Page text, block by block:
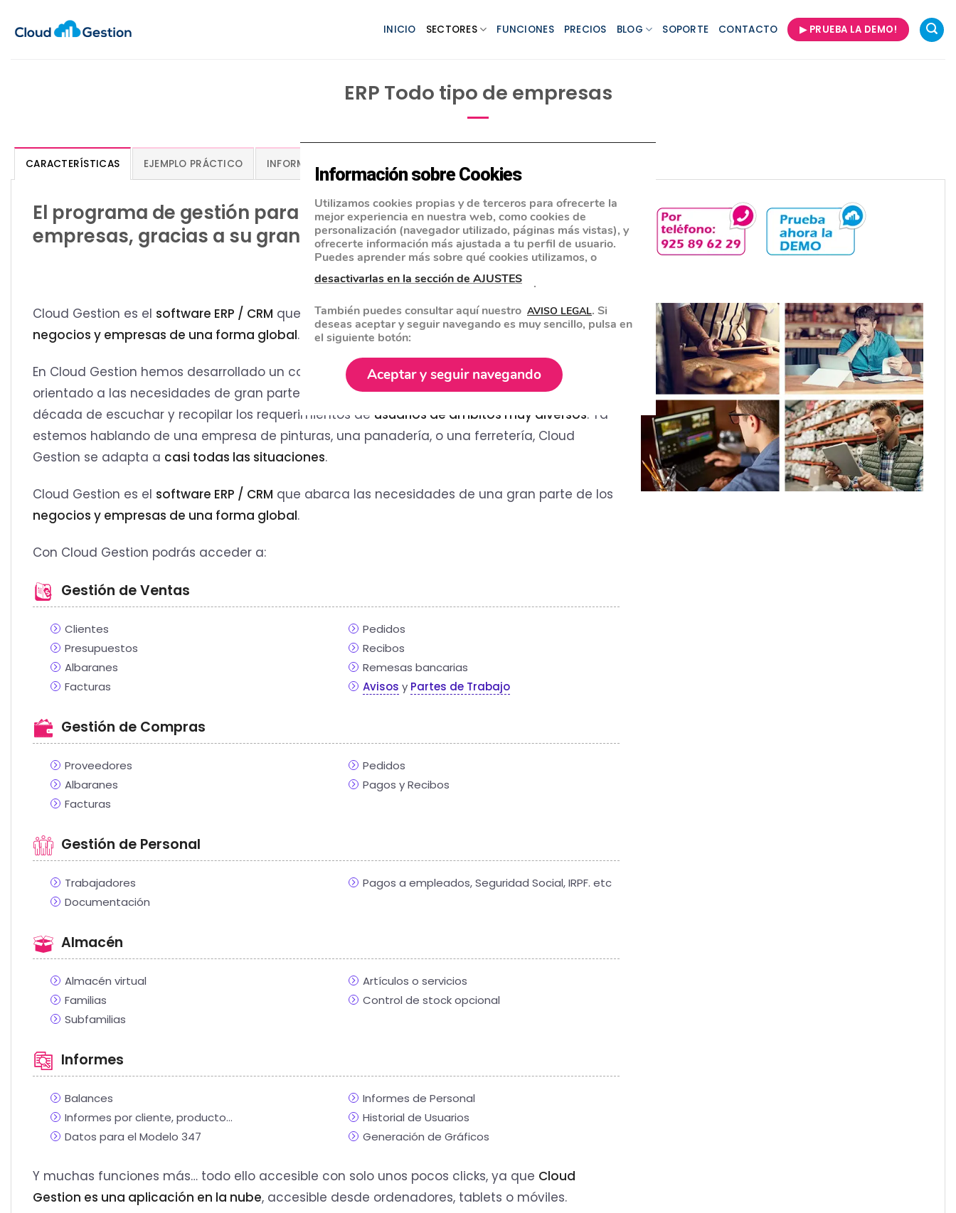
INICIO SECTORES FUNCIONES PRECIOS BLOG SOPORTE CONTACTO ▶ PRUEBA LA DEMO!
ERP Todo tipo de empresas
CARACTERÍSTICAS EJEMPLO PRÁCTICO INFORMACIÓN Y DEMO PREGUNTAS FRECUENTES
El programa de gestión para todo tipo de
empresas, gracias a su gran versatilidad
Cloud Gestion es el software ERP / CRM que abarca las necesidades de una gran parte de los
negocios y empresas de una forma global.
En Cloud Gestion hemos desarrollado un completo programa de gestión y facturación online
orientado a las necesidades de gran parte de los sectores económicos, tras más de una
década de escuchar y recopilar los requerimientos de usuarios de ámbitos muy diversos. Ya
estemos hablando de una empresa de pinturas, una panadería, o una ferretería, Cloud
Gestion se adapta a casi todas las situaciones.
Cloud Gestion es el software ERP / CRM que abarca las necesidades de una gran parte de los
negocios y empresas de una forma global.
Con Cloud Gestion podrás acceder a:
Gestión de Ventas
Clientes
Presupuestos
Albaranes
Facturas
Pedidos
Recibos
Remesas bancarias
Avisos y Partes de Trabajo
Gestión de Compras
Proveedores
Albaranes
Facturas
Pedidos
Pagos y Recibos
Gestión de Personal
Trabajadores
Documentación
Pagos a empleados, Seguridad Social, IRPF. etc
Almacén
Almacén virtual
Familias
Subfamilias
Artículos o servicios
Control de stock opcional
Informes
Balances
Informes por cliente, producto…
Datos para el Modelo 347
Informes de Personal
Historial de Usuarios
Generación de Gráficos
Y muchas funciones más… todo ello accesible con solo unos pocos clicks, ya que Cloud
Gestion es una aplicación en la nube, accesible desde ordenadores, tablets o móviles.
Información sobre Cookies
Utilizamos cookies propias y de terceros para ofrecerte la
mejor experiencia en nuestra web, como cookies de
personalización (navegador utilizado, páginas más vistas), y
ofrecerte información más ajustada a tu perfil de usuario.
Puedes aprender más sobre qué cookies utilizamos, o
desactivarlas en la sección de AJUSTES
.
También puedes consultar aquí nuestro AVISO LEGAL. Si
deseas aceptar y seguir navegando es muy sencillo, pulsa en
el siguiente botón:
Aceptar y seguir navegando